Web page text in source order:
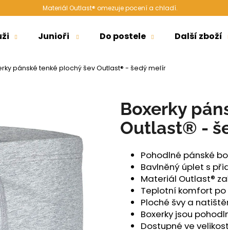
Materiál Outlast® omezuje pocení a chladí.
Junioři Do postele Další zboží
pánské tenké plochý šev Outlast® - šedý melír
Boxerky
Outlast® -
Pohodlné pánské
Bavlněný úplet s
Materiál Outlast®
Teplotní komfort
Ploché švy a
Boxerky jsou
Dostupné ve
Doporučujeme
HIGH LONG DÁMSKÉ TENKÉ ŠORTKY HIGH